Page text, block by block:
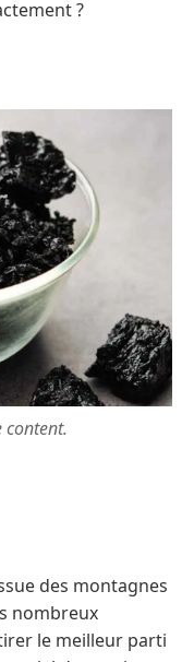
?
des montagnes
nombreux
le meilleur parti